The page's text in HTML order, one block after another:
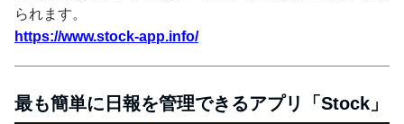
られます。
https://www.stock-app.info/
最も簡単に日報を管理できるアプリ「Stock」